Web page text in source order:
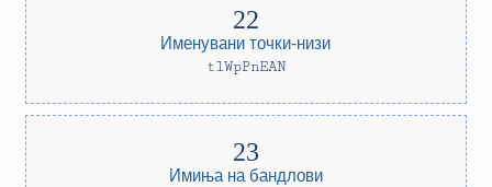
Именувани точки-низи
tlWpPnEAN
Имиња на бандлови